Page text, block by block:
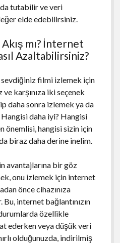
tutabilir ve veri
elde edebilirsiniz.
mı? İnternet
Azaltabilirsiniz?
filmi izlemek için
karşınıza iki seçenek
daha sonra izlemek ya da
daha iyi? Hangisi
önemlisi, hangisi sizin için
biraz daha derine inelim.
avantajlarına bir göz
onu izlemek için internet
önce cihazınıza
internet bağlantınızın
özellikle
ederken veya düşük veri
olduğunuzda, indirilmiş